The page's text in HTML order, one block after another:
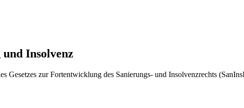
Insolvenz
Gesetzes zur Fortentwicklung des Sanierungs- und Insolvenzrechts